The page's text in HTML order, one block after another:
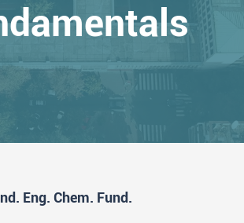
Eng. Chem. Fund.